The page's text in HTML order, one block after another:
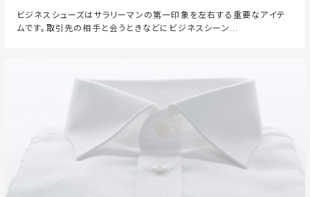
ビジネスシューズはサラリーマンの第一印象を左右する重要なアイテ
ムです。取引先の相手と会うときなどにビジネスシーン...